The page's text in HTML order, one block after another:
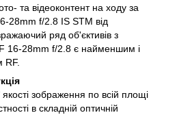
та відеоконтент на ходу за
28mm f/2.8 IS STM від
ряд об'єктивів з
16-28mm f/2.8 є найменшим і
RF.
зображення по всій площі
в складній оптичній